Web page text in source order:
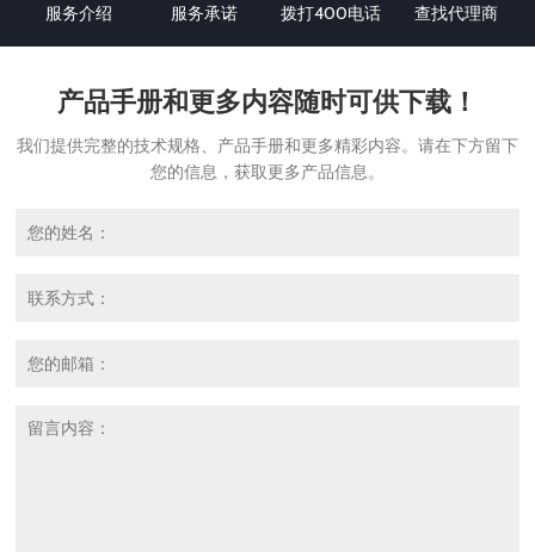
服务介绍 服务承诺 拨打400电话 查找代理商
产品手册和更多内容随时可供下载！
我们提供完整的技术规格、产品手册和更多精彩内容。请在下方留下
您的信息，获取更多产品信息。